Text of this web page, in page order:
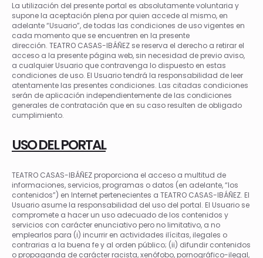
La utilización del presente portal es absolutamente voluntaria y
supone la aceptación plena por quien accede al mismo, en
adelante “Usuario”, de todas las condiciones de uso vigentes en
cada momento que se encuentren en la presente
dirección. TEATRO CASAS-IBÁÑEZ se reserva el derecho a retirar el
acceso a la presente página web, sin necesidad de previo aviso,
a cualquier Usuario que contravenga lo dispuesto en estas
condiciones de uso. El Usuario tendrá la responsabilidad de leer
atentamente las presentes condiciones. Las citadas condiciones
serán de aplicación independientemente de las condiciones
generales de contratación que en su caso resulten de obligado
cumplimiento.
USO DEL PORTAL
TEATRO CASAS-IBÁÑEZ proporciona el acceso a multitud de
informaciones, servicios, programas o datos (en adelante, “los
contenidos”) en Internet pertenecientes a TEATRO CASAS-IBÁÑEZ. El
Usuario asume la responsabilidad del uso del portal. El Usuario se
compromete a hacer un uso adecuado de los contenidos y
servicios con carácter enunciativo pero no limitativo, a no
emplearlos para (i) incurrir en actividades ilícitas, ilegales o
contrarias a la buena fe y al orden público; (ii) difundir contenidos
o propaganda de carácter racista, xenófobo, pornográfico-ilegal,